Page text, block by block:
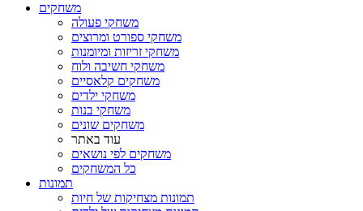
משחקים
משחקי פעולה
משחקי ספורט ומרוצים
משחקי זריזות ומיומנות
משחקי חשיבה ולוח
משחקים קלאסיים
משחקי ילדים
משחקי בנות
משחקים שונים
עוד באתר
משחקים לפי נושאים
כל המשחקים
תמונות
תמונות מצחיקות של חיות